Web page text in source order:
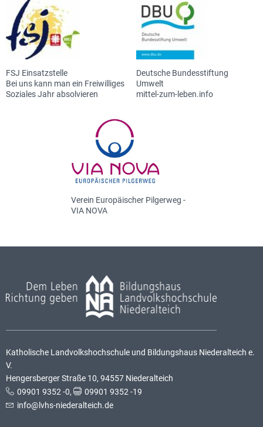
FSJ Einsatzstelle
Bei uns kann man ein Freiwilliges
Soziales Jahr absolvieren
Deutsche Bundesstiftung
Umwelt
mittel-zum-leben.info
Verein Europäischer Pilgerweg -
VIA NOVA
Katholische Landvolkshochschule und Bildungshaus Niederalteich e.
V.
Hengersberger Straße 10, 94557 Niederalteich
09901 9352 -0,
09901 9352 -19
info@lvhs-niederalteich.de